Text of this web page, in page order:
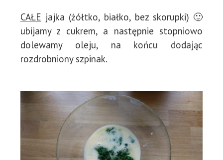
CAŁE jajka (żółtko, białko, bez skorupki) 🙂
ubijamy z cukrem, a następnie stopniowo
dolewamy oleju, na końcu dodając
rozdrobniony szpinak.